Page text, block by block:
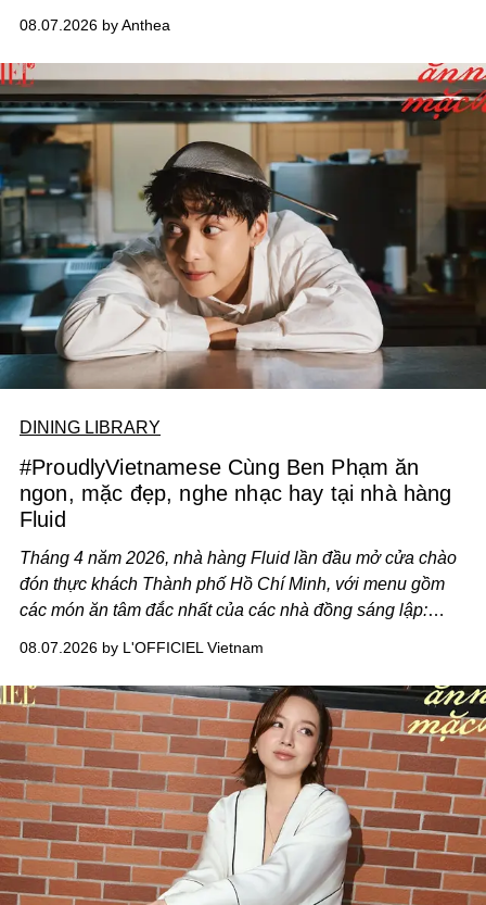
một bộ suit lụa - như một cách "take the risk" khác, ngoài
âm nhạc.
08.07.2026 by Anthea
DINING LIBRARY
#ProudlyVietnamese Cùng Ben Phạm ăn
ngon, mặc đẹp, nghe nhạc hay tại nhà hàng
Fluid
Tháng 4 năm 2026, nhà hàng Fluid lần đầu mở cửa chào
đón thực khách Thành phố Hồ Chí Minh, với menu gồm
các món ăn tâm đắc nhất của các nhà đồng sáng lập:
món ăn đa dạng từ Á đến Âu nhanh chóng được yêu thích
nhờ cảm giác ngon miệng, thoải mái và cả khả năng
mang đến niềm vui cho thực khách.
08.07.2026 by L'OFFICIEL Vietnam